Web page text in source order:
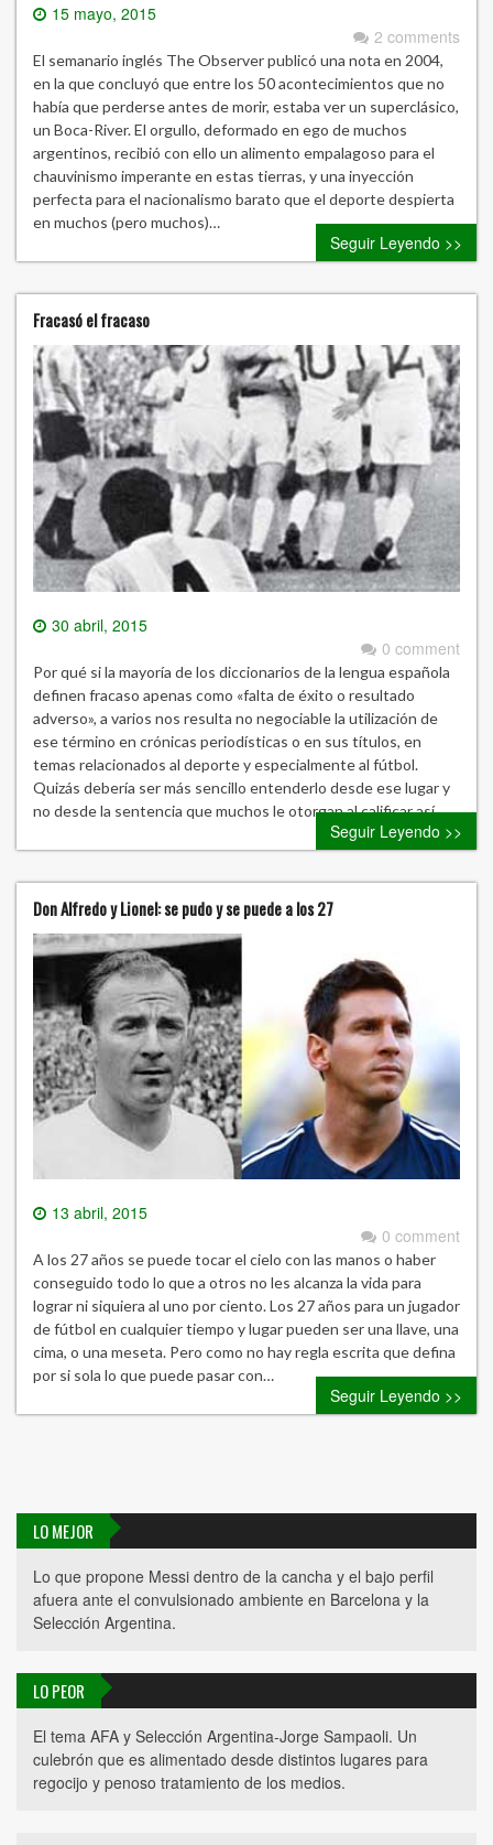
15 mayo, 2015
2 comments
El semanario inglés The Observer publicó una nota en 2004,
en la que concluyó que entre los 50 acontecimientos que no
había que perderse antes de morir, estaba ver un superclásico,
un Boca-River. El orgullo, deformado en ego de muchos
argentinos, recibió con ello un alimento empalagoso para el
chauvinismo imperante en estas tierras, y una inyección
perfecta para el nacionalismo barato que el deporte despierta
en muchos (pero muchos)…
Seguir Leyendo >>
Fracasó el fracaso
30 abril, 2015
0 comment
Por qué si la mayoría de los diccionarios de la lengua española
definen fracaso apenas como «falta de éxito o resultado
adverso», a varios nos resulta no negociable la utilización de
ese término en crónicas periodísticas o en sus títulos, en
temas relacionados al deporte y especialmente al fútbol.
Quizás debería ser más sencillo entenderlo desde ese lugar y
no desde la sentencia que muchos le otorgan al calificar así…
Seguir Leyendo >>
Don Alfredo y Lionel: se pudo y se puede a los 27
13 abril, 2015
0 comment
A los 27 años se puede tocar el cielo con las manos o haber
conseguido todo lo que a otros no les alcanza la vida para
lograr ni siquiera al uno por ciento. Los 27 años para un jugador
de fútbol en cualquier tiempo y lugar pueden ser una llave, una
cima, o una meseta. Pero como no hay regla escrita que defina
por si sola lo que puede pasar con…
Seguir Leyendo >>
LO MEJOR
Lo que propone Messi dentro de la cancha y el bajo perfil
afuera ante el convulsionado ambiente en Barcelona y la
Selección Argentina.
LO PEOR
El tema AFA y Selección Argentina-Jorge Sampaoli. Un
culebrón que es alimentado desde distintos lugares para
regocijo y penoso tratamiento de los medios.